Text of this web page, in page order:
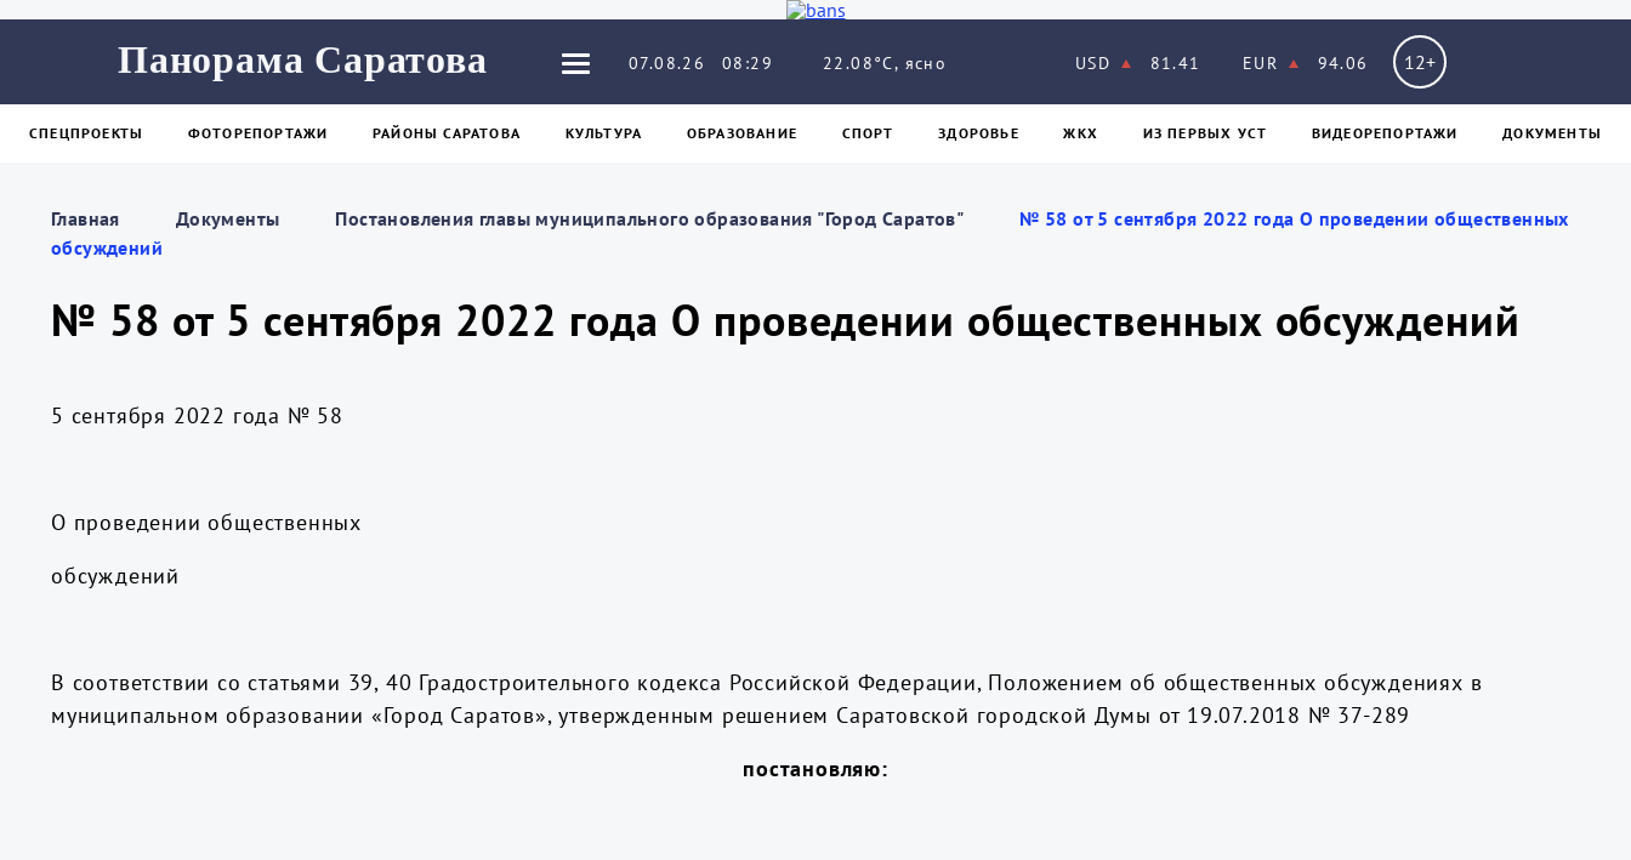
Панорама Саратова 07.08.26 08:29 22.08°C, ясно USD 81.41 EUR 94.06 12+
СПЕЦПРОЕКТЫ ФОТОРЕПОРТАЖИ РАЙОНЫ САРАТОВА КУЛЬТУРА ОБРАЗОВАНИЕ СПОРТ ЗДОРОВЬЕ ЖКХ ИЗ ПЕPВЫХ УСТ ВИДЕОРЕПОРТАЖИ ДОКУМЕНТЫ
Главная Документы Постановления главы муниципального образования "Город Саратов"
№ 58 от 5 сентября 2022 года О проведении общественных
обсуждений
№ 58 от 5 сентября 2022 года О проведении общественных обсуждений
5 сентября 2022 года № 58
О проведении общественных
обсуждений
В соответствии со статьями 39, 40 Градостроительного кодекса Российской Федерации, Положением об общественных обсуждениях в
муниципальном образовании «Город Саратов», утвержденным решением Саратовской городской Думы от 19.07.2018 № 37-289
постановляю: